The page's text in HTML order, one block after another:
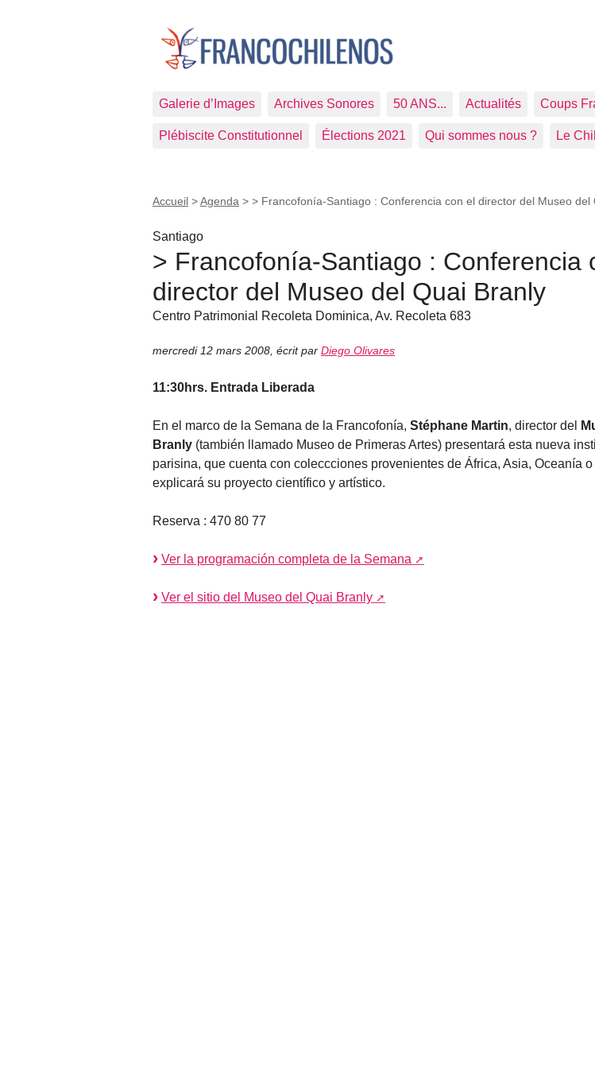
Galerie d’Images Archives Sonores 50 ANS... Actualités Coups
Plébiscite Constitutionnel Élections 2021 Qui sommes nous ? Le
Accueil >Agenda > > Francofonía-Santiago : Conferencia con el director del Museo del
Santiago
> Francofonía-Santiago : Conferencia
director del Museo del Quai Branly
Centro Patrimonial Recoleta Dominica, Av. Recoleta 683
mercredi 12 mars 2008 écrit par Diego Olivares
11:30hrs. Entrada Liberada
En el marco de la Semana de la Francofonía, Stéphane Martin, director del
Branly (también llamado Museo de Primeras Artes) presentará esta nueva
parisina, que cuenta con coleccciones provenientes de África, Asia, Oceanía
explicará su proyecto científico y artístico.
Reserva : 470 80 77
Ver la programación completa de la Semana
Ver el sitio del Museo del Quai Branly